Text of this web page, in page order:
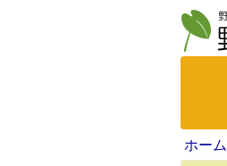
ホーム